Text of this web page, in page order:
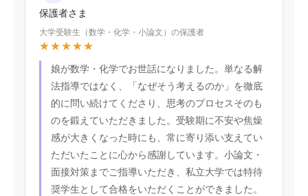
保護者さま
大学受験生（数学・化学・小論文）の保護者
★★★★★
娘が数学・化学でお世話になりました。単なる解
法指導ではなく、「なぜそう考えるのか」を徹底
的に問い続けてくださり、思考のプロセスそのも
のを鍛えていただきました。受験期に不安や焦燥
感が大きくなった時にも、常に寄り添い支えてい
ただいたことに心から感謝しています。小論文・
面接対策までご指導いただき、私立大学では特待
奨学生として合格をいただくことができました。